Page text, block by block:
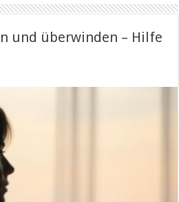
und überwinden – Hilfe